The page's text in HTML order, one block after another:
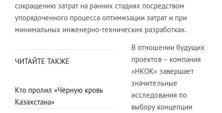
сокращению затрат на ранних стадиях посредством
упорядоченного процесса оптимизации затрат и при
минимальных инженерно-технических разработках.
ЧИТАЙТЕ ТАКЖЕ
Кто пролил «Чёрную кровь
Казахстана»
В отношении будущих
проектов – компания
«НКОК» завершает
значительные
исследования по
выбору концепции